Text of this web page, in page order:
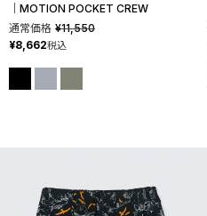
│MOTION POCKET CREW
通常価格 ¥11,550
¥8,662税込